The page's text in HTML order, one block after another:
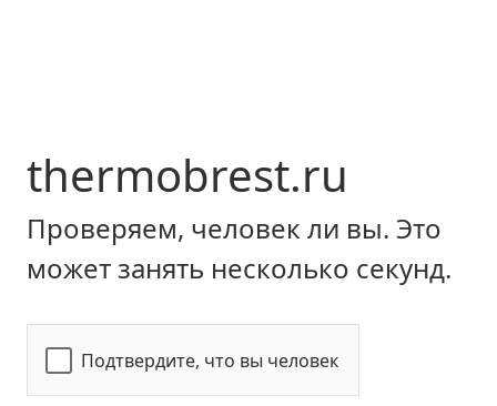
thermobrest.ru
Проверяем, человек ли вы. Это
может занять несколько секунд.
Подтвердите, что вы человек